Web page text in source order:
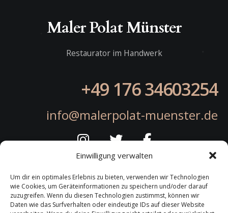
Einwilligung verwalten
Um dir ein optimales Erlebnis zu bieten, verwenden wir Technologien
wie Cookies, um Geräteinformationen zu speichern und/oder darauf
zuzugreifen. Wenn du diesen Technologien zustimmst, können wir
Daten wie das Surfverhalten oder eindeutige IDs auf dieser Website
Maler Polat Münster
Restaurator im Handwerk
+49 176 34603254
info@malerpolat-muenster.de